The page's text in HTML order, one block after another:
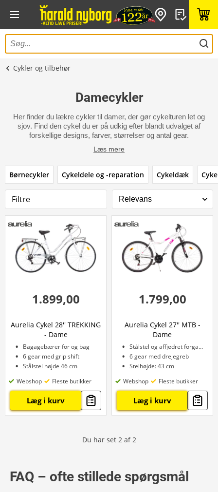
Cykler og tilbehør
Damecykler
Her finder du lækre cykler til damer, der gør cykelturen let og
sjov. Find den cykel du er på udkig efter blandt udvalget af
forskellige designs, farver, størrelser og antal gear.
Læs mere
Børnecykler Cykeldele og -reparation Cykeldæk
Filtre
1.899,00
Aurelia Cykel 28'' TREKKING
- Dame
Bagagebærer for og bag
6 gear med grip shift
Stålstel højde 46 cm
Webshop
Fleste butikker
Læg i kurv
1.799,00
Aurelia Cykel 27'' MTB -
Dame
Stålstel og affjedret forgaffel
6 gear med drejegreb
Stelhøjde: 43 cm
Webshop
Fleste butikker
Læg i kurv
Du har set 2 af 2
FAQ – ofte stillede spørgsmål